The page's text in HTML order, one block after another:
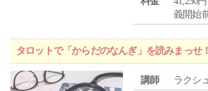
義開始
タロットで「からだのなんぎ」を読みまっ
講師
ラクシ